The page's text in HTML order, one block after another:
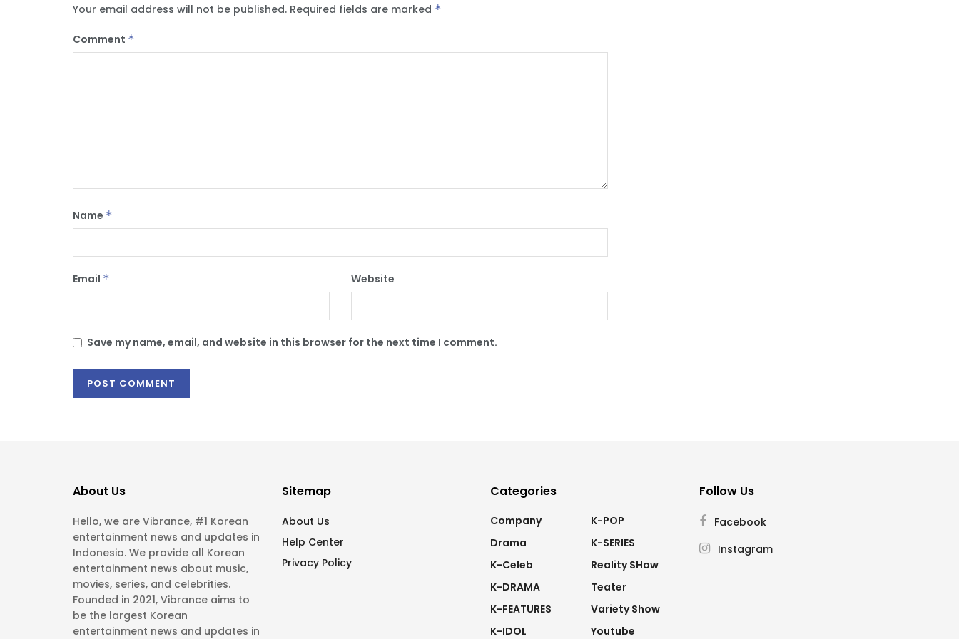
Your email address will not be published. Required fields are marked *
Comment *
Name *
Email * Website
Save my name, email, and website in this browser for the next time I comment.
About Us
Hello, we are Vibrance, #1 Korean
entertainment news and updates in
Indonesia. We provide all Korean
entertainment news about music,
movies, series, and celebrities.
Founded in 2021, Vibrance aims to
be the largest Korean
entertainment news and updates in
Sitemap
About Us
Help Center
Privacy Policy
Categories
Company
Drama
K-Celeb
K-DRAMA
K-FEATURES
K-IDOL
K-POP
K-SERIES
Reality SHow
Teater
Variety Show
Youtube
Follow Us
Facebook
Instagram